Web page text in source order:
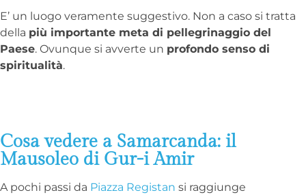
E’ un luogo veramente suggestivo. Non a caso si tratta
della più importante meta di pellegrinaggio del
Paese. Ovunque si avverte un profondo senso di
spiritualità.
Cosa vedere a Samarcanda: il
Mausoleo di Gur-i Amir
A pochi passi da Piazza Registan si raggiunge